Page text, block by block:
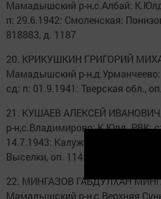
Мамадышский р-н,с.Албай:
п: 29.6.1942: Смоленская:
818883, д. 1187
20. КРИКУШКИН ГРИГОРИЙ
Мамадышский р-
сд: п: 01.9.1941: Тверская обл.,
21. КУШАЕВ АЛЕКСЕЙ
р-н,с.Владимирово: К.Юлд. РВК:
14.7.1943: Калужская обл.
Выселки, оп. 11458, д. 94
22. МИНГАЗОВ ГАБДУЛХАН
Мамадышский р-н,с.Верхняя